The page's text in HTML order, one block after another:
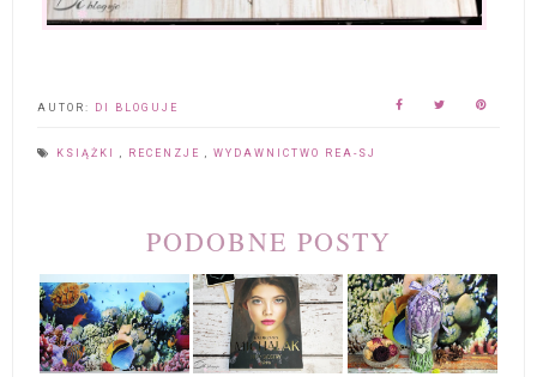
AUTOR: DI BLOGUJE
KSIĄŻKI , RECENZJE , WYDAWNICTWO REA-SJ
PODOBNE POSTY